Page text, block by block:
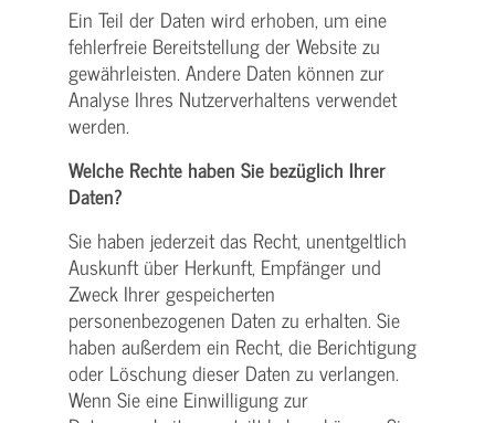
Ein Teil der Daten wird erhoben, um eine
fehlerfreie Bereitstellung der Website zu
gewährleisten. Andere Daten können zur
Analyse Ihres Nutzerverhaltens verwendet
werden.
Welche Rechte haben Sie bezüglich Ihrer
Daten?
Sie haben jederzeit das Recht, unentgeltlich
Auskunft über Herkunft, Empfänger und
Zweck Ihrer gespeicherten
personenbezogenen Daten zu erhalten. Sie
haben außerdem ein Recht, die Berichtigung
oder Löschung dieser Daten zu verlangen.
Wenn Sie eine Einwilligung zur